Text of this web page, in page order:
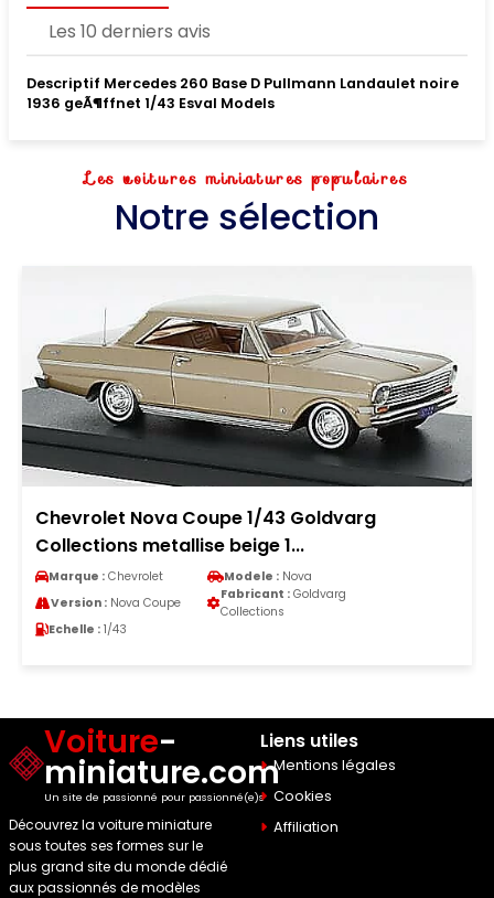
Les 10 derniers avis
Descriptif Mercedes 260 Base D Pullmann Landaulet noire
1936 geÃ¶ffnet 1/43 Esval Models
Les voitures miniatures populaires
Notre sélection
Chevrolet Nova Coupe 1/43 Goldvarg
Collections metallise beige 1...
Marque : Chevrolet Modele : Nova
Version : Nova Coupe
Fabricant : Goldvarg
Collections
Echelle : 1/43
Voiture-
miniature.com
Un site de passionné pour passionné(e)s
Découvrez la voiture miniature
sous toutes ses formes sur le
plus grand site du monde dédié
aux passionnés de modèles
Liens utiles
Mentions légales
Cookies
Affiliation